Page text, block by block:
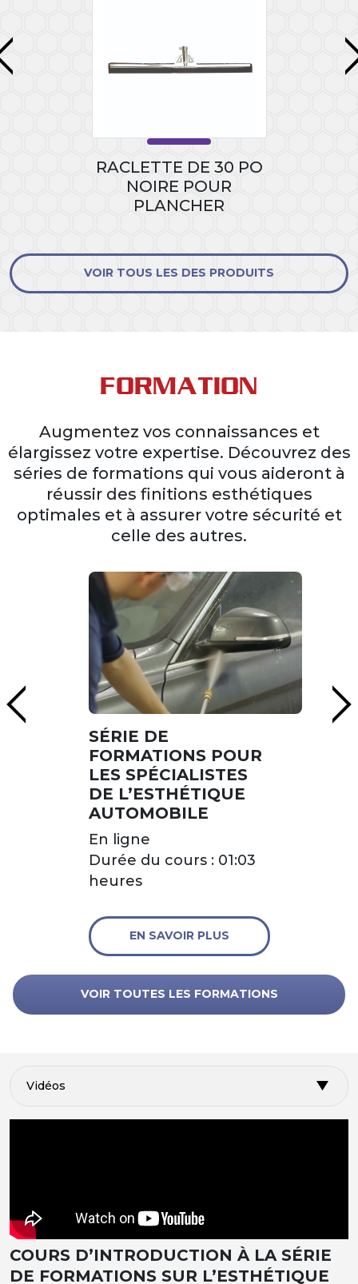
RACLETTE DE 30 PO
NOIRE POUR
PLANCHER
VOIR TOUS LES DES PRODUITS
FORMATION
Augmentez vos connaissances et
élargissez votre expertise. Découvrez des
séries de formations qui vous aideront à
réussir des finitions esthétiques
optimales et à assurer votre sécurité et
celle des autres.
SÉRIE DE
FORMATIONS POUR
LES SPÉCIALISTES
DE L’ESTHÉTIQUE
AUTOMOBILE
En ligne
Durée du cours : 01:03
heures
EN SAVOIR PLUS
VOIR TOUTES LES FORMATIONS
Vidéos
COURS D’INTRODUCTION À LA SÉRIE
DE FORMATIONS SUR L’ESTHÉTIQUE